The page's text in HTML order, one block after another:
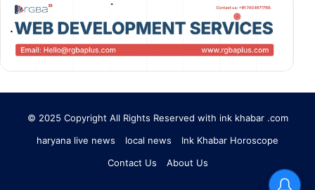
© 2025 Copyright All Rights Reserved with ink khabar .com
haryana live news
local news
Ink Khabar Horoscope
Contact Us
About Us